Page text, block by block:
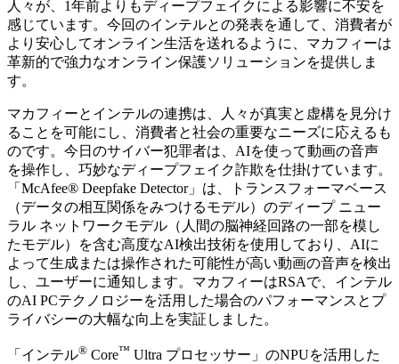
人々が、1年前よりもディープフェイクによる影響に不安を
感じています。今回のインテルとの発表を通して、消費者が
より安心してオンライン生活を送れるように、マカフィーは
革新的で強力なオンライン保護ソリューションを提供しま
す。
マカフィーとインテルの連携は、人々が真実と虚構を見分け
ることを可能にし、消費者と社会の重要なニーズに応えるも
のです。今日のサイバー犯罪者は、AIを使って動画の音声
を操作し、巧妙なディープフェイク詐欺を仕掛けています。
「McAfee® Deepfake Detector」は、トランスフォーマベース
（データの相互関係をみつけるモデル）のディープ ニュー
ラル ネットワークモデル（人間の脳神経回路の一部を模し
たモデル）を含む高度なAI検出技術を使用しており、AIに
よって生成または操作された可能性が高い動画の音声を検出
し、ユーザーに通知します。マカフィーはRSAで、インテル
のAI PCテクノロジーを活用した場合のパフォーマンスとプ
ライバシーの大幅な向上を実証しました。
「インテル® Core™ Ultra プロセッサー」のNPUを活用した